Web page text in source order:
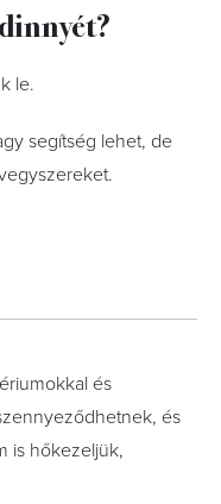
le.
segítség lehet, de
és
és
is hőkezeljük,